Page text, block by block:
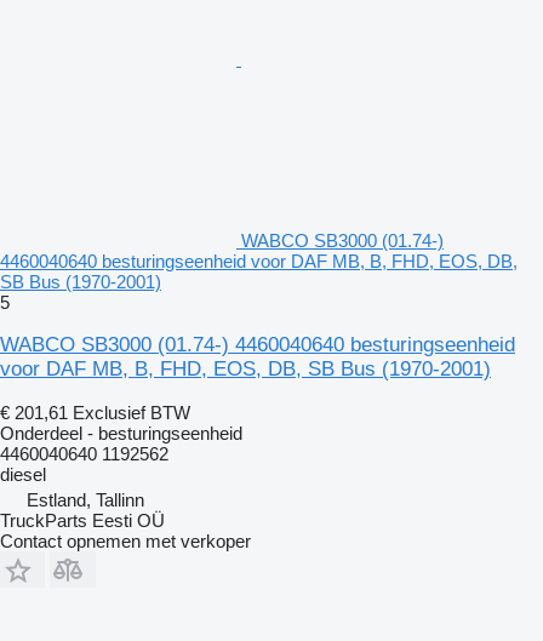
WABCO SB3000 (01.74-)
4460040640 besturingseenheid voor DAF MB, B, FHD, EOS, DB,
SB Bus (1970-2001)
5
WABCO SB3000 (01.74-) 4460040640 besturingseenheid
voor DAF MB, B, FHD, EOS, DB, SB Bus (1970-2001)
€ 201,61 Exclusief BTW
Onderdeel - besturingseenheid
4460040640 1192562
diesel
Estland, Tallinn
TruckParts Eesti OÜ
Contact opnemen met verkoper